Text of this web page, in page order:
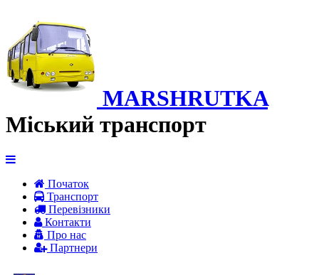
MARSHRUTKA
Міський транспорт
Початок
Транспорт
Перевiзники
Контакти
Про нас
Партнери